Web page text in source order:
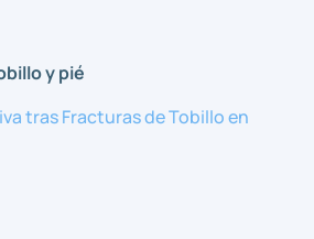
y pié
tras Fracturas de Tobillo en